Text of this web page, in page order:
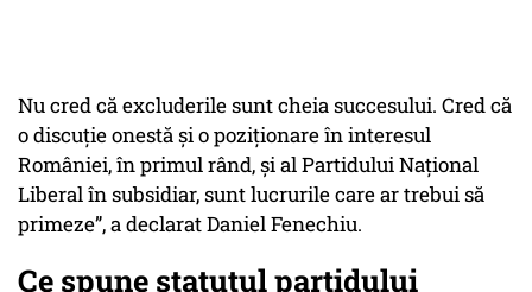
Nu cred că excluderile sunt cheia succesului. Cred că
o discuţie onestă şi o poziţionare în interesul
României, în primul rând, şi al Partidului Naţional
Liberal în subsidiar, sunt lucrurile care ar trebui să
primeze”, a declarat Daniel Fenechiu.
Ce spune statutul partidului